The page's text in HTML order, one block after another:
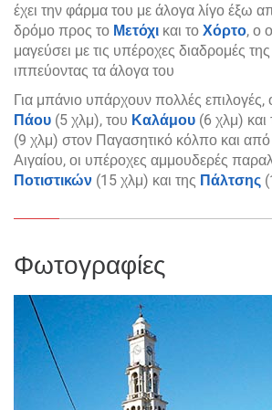
έχει την φάρμα του με άλογα λίγο έξω
δρόμο προς το Μετόχι και το Χόρτο, ο
μαγεύσει με τις υπέροχες διαδρομές
ιππεύοντας τα άλογα του
Για μπάνιο υπάρχουν πολλές επιλογές,
Πάου (5 χλμ), του Καλάμου (6 χλμ) και
(9 χλμ) στον Παγασητικό κόλπο και από
Αιγαίου, οι υπέροχες αμμουδερές
Ποτιστικών (15 χλμ) και της Πάλτσης
Φωτογραφίες